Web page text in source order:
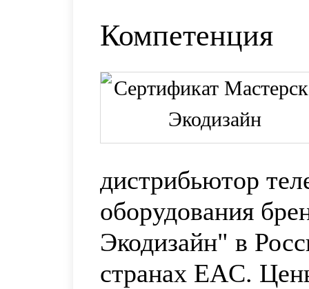
Компетенция
дистрибьютор
оборудования
Экодизайн" в
странах ЕAС.